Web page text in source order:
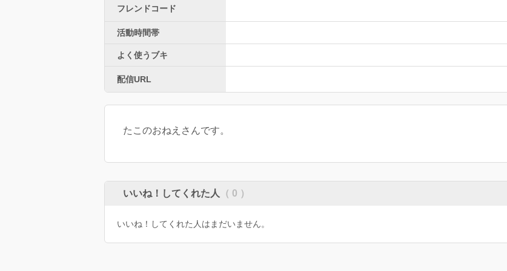
フレンドコード
活動時間帯
よく使うブキ
配信URL
たこのおねえさんです。
いいね！してくれた人 （ 0 ）
いいね！してくれた人はまだいません。